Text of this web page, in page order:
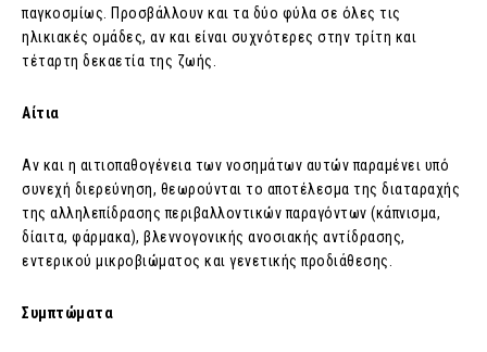
παγκοσμίως. Προσβάλλουν και τα δύο φύλα σε όλες τις
ηλικιακές ομάδες, αν και είναι συχνότερες στην τρίτη και
τέταρτη δεκαετία της ζωής.
Αίτια
Αν και η αιτιοπαθογένεια των νοσημάτων αυτών παραμένει υπό
συνεχή διερεύνηση, θεωρούνται το αποτέλεσμα της διαταραχής
της αλληλεπίδρασης περιβαλλοντικών παραγόντων (κάπνισμα,
δίαιτα, φάρμακα), βλεννογονικής ανοσιακής αντίδρασης,
εντερικού μικροβιώματος και γενετικής προδιάθεσης.
Συμπτώματα